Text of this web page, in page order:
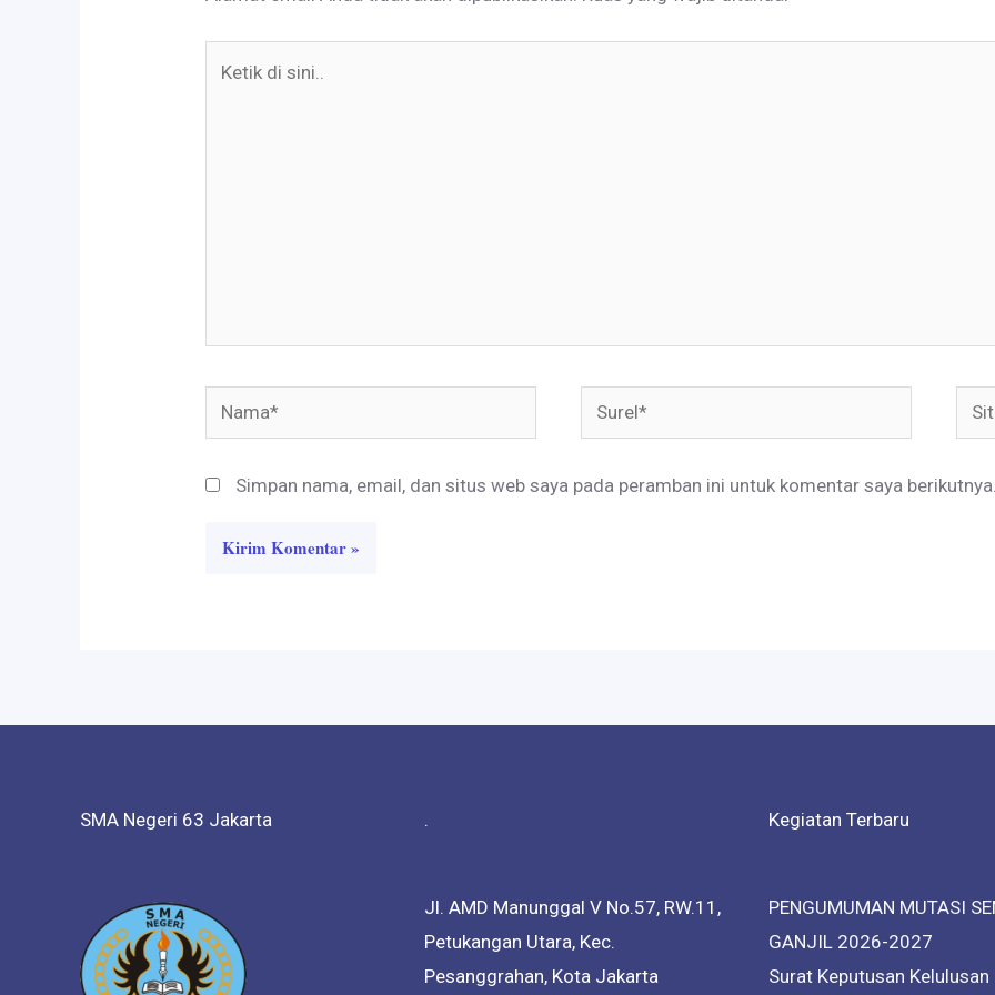
Nama* Surel*
web
Simpan nama, email, dan situs web saya pada peramban ini untuk komentar saya
SMA Negeri 63 Jakarta .
Jl. AMD Manunggal V No.57, RW.11,
Petukangan Utara, Kec.
Pesanggrahan, Kota Jakarta
Kegiatan Terbaru
PENGUMUMAN MUTASI
GANJIL 2026-2027
Surat Keputusan